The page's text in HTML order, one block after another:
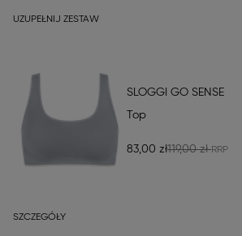
UZUPEŁNIJ ZESTAW
SLOGGI GO SENSE
Top
83,00 zł119,00 zł
SZCZEGÓŁY